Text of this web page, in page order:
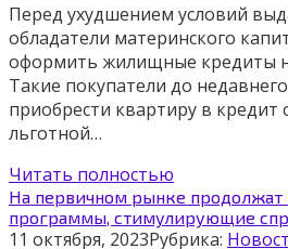
Перед ухудшением условий
обладатели материнского
оформить жилищные кредиты
Такие покупатели до
приобрести квартиру в
льготной…
Читать полностью
На первичном рынке продолжат
программы, стимулирующие
11 октября, 2023Рубрика: